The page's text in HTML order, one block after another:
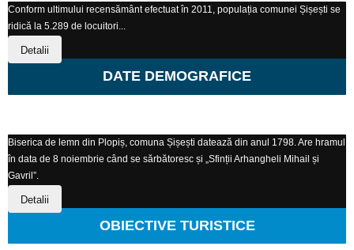
Conform ultimului recensământ efectuat în 2011, populația comunei Șișești se
ridică la 5.289 de locuitori...
Detalii
DATE DEMOGRAFICE
Biserica de lemn din Plopiș, comuna Șișești datează din anul 1798. Are hramul
în data de 8 noiembrie când se sărbătoresc și „Sfinții Arhangheli Mihail și
Gavril”.
Detalii
OBIECTIVE TURISTICE